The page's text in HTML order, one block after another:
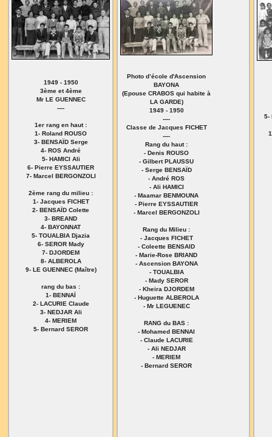
1949 - 1950
3ème et 4ème
Mr LE GUENNEC
----
1er rang en haut :
1- Roland ROUSO
3- BENSAÏD Serge
4- ROS André
5- HAMICI Ali
6- Pierre EYSSAUTIER
7- Marcel BERGONZOLI
2ème rang du milieu :
1- Jacques FICHET
2- BENSAÏD Colette
3- BREAND
4- BAYONNAT
5- TOUALBIA Djazia
6- SEROR Mady
7- DJORDEM
8- ALBEROLA
9- LE GUENNEC (Maître)
rang du bas :
1- BENNAÏ
2- LACURIE Claude
3- NEDJAR Ali
4- MERIEM
5- Bernard SEROR
Photo d’école d'Ascension
BAYONA
(Epouse CRABOS qui habite à
LA GARDE)
1949 - 1950
----
Classe de Jacques FICHET
----
Rang du haut :
- Denis ROUSO
- Gilbert PLAUSSU
- Serge BENSAÏD
- André ROS
- Ali HAMICI
- Maamar BENMOUNA
- Pierre EYSSAUTIER
- Marcel BERGONZOLI
Rang du Milieu :
- Jacques FICHET
- Coleette BENSAID
- Marie-Rose BRIAND
- Ascension BAYONA
- TOUALBIA
- Mady SEROR
- Kheira DJORDEM
- Huguette ALBEROLA
- Mr LEGUENEC
RANG du BAS :
- Mohamed BENNAI
- Claude LACURIE
- Ali NEDJAR
- MERIEM
- Bernard SEROR
5-